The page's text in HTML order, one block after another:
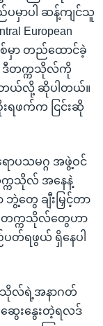
ပမှာပါ ဆန့်ကျင်သူ
European
စ်မှာ တည်ထောင်ခဲ့
ဒီတက္ကသိုလ်ကို
တယ်လို့ ဆိုပါတယ်။
ရဖက်က ငြင်းဆို
ာပသမဂ္ဂ အဖွဲ့ဝင်
ကသိုလ် အနေနဲ့
တွေ ချီးမြှင့်တာ
တက္ကသိုလ်တွေဟာ
ပတ်ရဖွယ် ရှိနေပါ
ကသိုလ်ရဲ့အနာဂတ်
ေးနွေးတဲ့ရလဒ်